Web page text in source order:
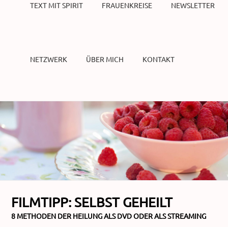
TEXT MIT SPIRIT FRAUENKREISE NEWSLETTER
NETZWERK ÜBER MICH KONTAKT
FILMTIPP: SELBST GEHEILT
8 METHODEN DER HEILUNG ALS DVD ODER ALS STREAMING